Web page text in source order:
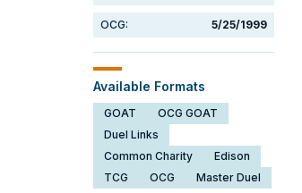
OCG: 5/25/1999
Available Formats
GOAT
OCG GOAT
Duel Links
Common Charity
Edison
TCG
OCG Master Duel